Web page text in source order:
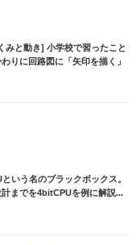
みと動き] 小学校で習ったこと
りに回路図に「矢印を描く」
いう名のブラックボックス。
までを4bitCPUを例に解説...